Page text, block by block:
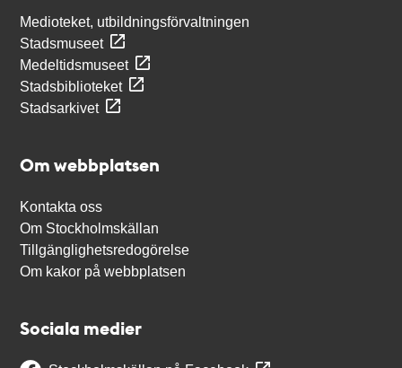
Medioteket, utbildningsförvaltningen
Stadsmuseet
Medeltidsmuseet
Stadsbiblioteket
Stadsarkivet
Om webbplatsen
Kontakta oss
Om Stockholmskällan
Tillgänglighetsredogörelse
Om kakor på webbplatsen
Sociala medier